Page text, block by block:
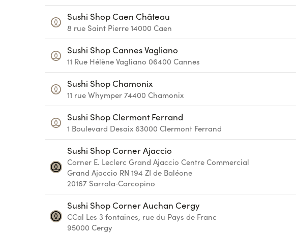
Sushi Shop Caen Château
8 rue Saint Pierre 14000 Caen
Sushi Shop Cannes Vagliano
11 Rue Hélène Vagliano 06400 Cannes
Sushi Shop Chamonix
11 rue Whymper 74400 Chamonix
Sushi Shop Clermont Ferrand
1 Boulevard Desaix 63000 Clermont Ferrand
Sushi Shop Corner Ajaccio
Corner E. Leclerc Grand Ajaccio Centre Commercial
Grand Ajaccio RN 194 ZI de Baléone
20167 Sarrola‑Carcopino
Sushi Shop Corner Auchan Cergy
CCal Les 3 fontaines, rue du Pays de Franc
95000 Cergy